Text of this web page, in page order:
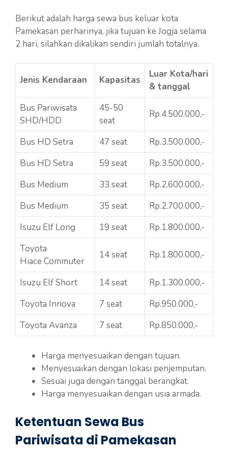
Berikut adalah harga sewa bus keluar kota
Pamekasan perharinya, jika tujuan ke Jogja selama
2 hari, silahkan dikalikan sendiri jumlah totalnya.
Jenis Kendaraan Kapasitas
Luar Kota/hari
& tanggal
Bus Pariwisata
SHD/HDD
45-50
seat
Rp.4.500.000,-
Bus HD Setra 47 seat
Rp.3.500.000,-
Bus HD Setra
59 seat
Rp.3.500.000,-
Bus Medium
33 seat
Rp.2.600.000,-
Bus Medium
35 seat
Rp.2.700.000,-
Isuzu Elf Long
19 seat
Rp.1.800.000,-
Toyota
Hiace Commuter
14 seat Rp.1.800.000,-
Isuzu Elf Short 14 seat
Rp.1.300.000,-
Toyota Innova
7 seat
Rp.950.000,-
Toyota Avanza
7 seat Rp.850.000,-
Harga menyesuaikan dengan tujuan.
Menyesuaikan dengan lokasi penjemputan.
Sesuai juga dengan tanggal berangkat.
Harga menyesuaikan dengan usia armada.
Ketentuan Sewa Bus
Pariwisata di Pamekasan